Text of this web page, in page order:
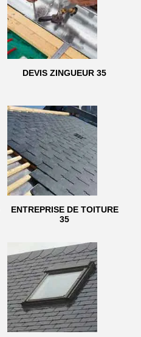
DEVIS ZINGUEUR 35
ENTREPRISE DE TOITURE
35